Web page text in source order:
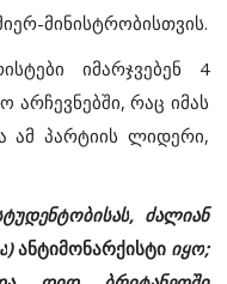
-მინისტრობისთვის.
იმარჯვებენ 4
არჩევნებში,რაც იმას
ამ პარტიის ლიდერი,
, ძალიან
)ანტიმონარქისტი იყო;